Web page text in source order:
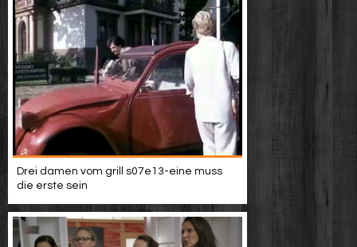
Drei damen vom grill s07e13-eine muss
die erste sein